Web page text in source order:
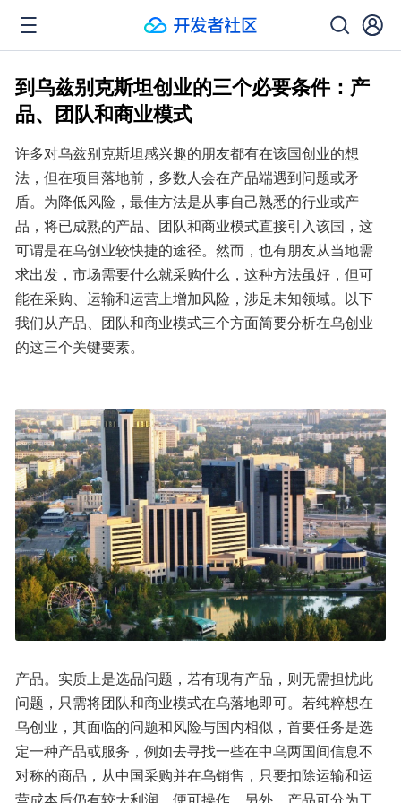
到乌兹别克斯坦创业的三个必要条件：产
品、团队和商业模式
许多对乌兹别克斯坦感兴趣的朋友都有在该国创业的想
法，但在项目落地前，多数人会在产品端遇到问题或矛
盾。为降低风险，最佳方法是从事自己熟悉的行业或产
品，将已成熟的产品、团队和商业模式直接引入该国，这
可谓是在乌创业较快捷的途径。然而，也有朋友从当地需
求出发，市场需要什么就采购什么，这种方法虽好，但可
能在采购、运输和运营上增加风险，涉足未知领域。以下
我们从产品、团队和商业模式三个方面简要分析在乌创业
的这三个关键要素。
产品。实质上是选品问题，若有现有产品，则无需担忧此
问题，只需将团队和商业模式在乌落地即可。若纯粹想在
乌创业，其面临的问题和风险与国内相似，首要任务是选
定一种产品或服务，例如去寻找一些在中乌两国间信息不
对称的商品，从中国采购并在乌销售，只要扣除运输和运
营成本后仍有较大利润，便可操作。另外，产品可分为工